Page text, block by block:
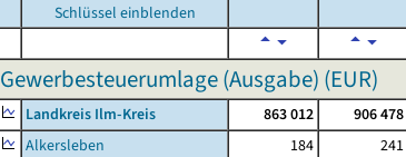
Schlüssel einblenden
Gewerbesteuerumlage (Ausgabe) (EUR)
Landkreis Ilm-Kreis 863 012 906 478
Alkersleben
184 241